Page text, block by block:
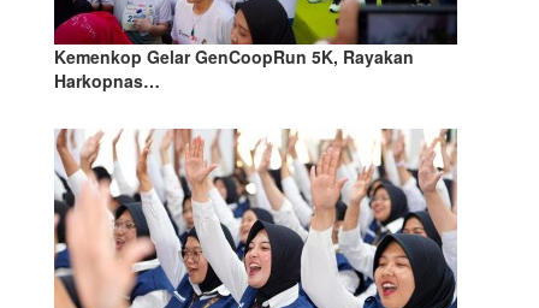
Kemenkop Gelar GenCoopRun 5K, Rayakan
Harkopnas…